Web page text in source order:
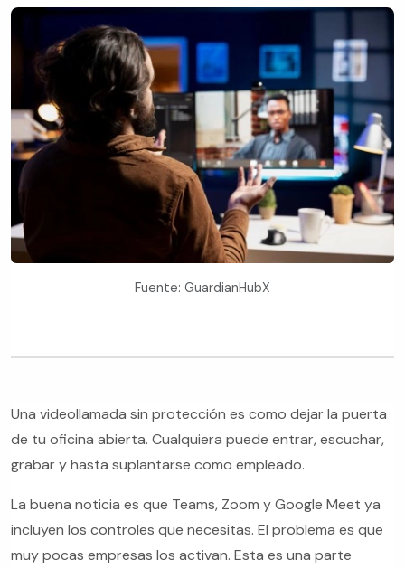
Fuente: GuardianHubX
Una videollamada sin protección es como dejar la puerta
de tu oficina abierta. Cualquiera puede entrar, escuchar,
grabar y hasta suplantarse como empleado.
La buena noticia es que Teams, Zoom y Google Meet ya
incluyen los controles que necesitas. El problema es que
muy pocas empresas los activan. Esta es una parte